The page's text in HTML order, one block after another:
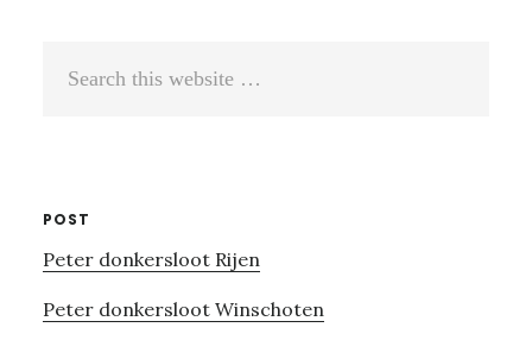
POST
Peter donkersloot Rijen
Peter donkersloot Winschoten